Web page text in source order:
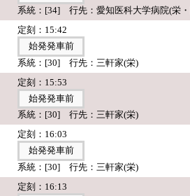
系統：[34] 行先：愛知医科大学病院(栄
定刻：15:42
始発発車前
系統：[30] 行先：三軒家(栄)
定刻：15:53
始発発車前
系統：[30] 行先：三軒家(栄)
定刻：16:03
始発発車前
系統：[30] 行先：三軒家(栄)
定刻：16:13